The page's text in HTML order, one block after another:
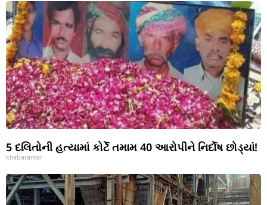
5 દલિતોની હત્યામાં કોર્ટે તમામ 40 આરોપીને નિર્દોષ છોડ્યાં!
khabarantar